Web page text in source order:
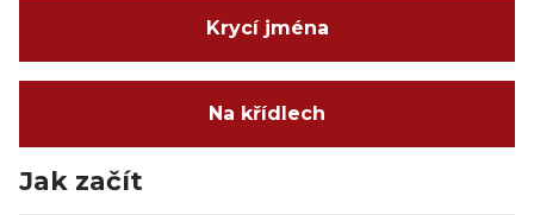
Krycí jména
Na křídlech
Jak začít